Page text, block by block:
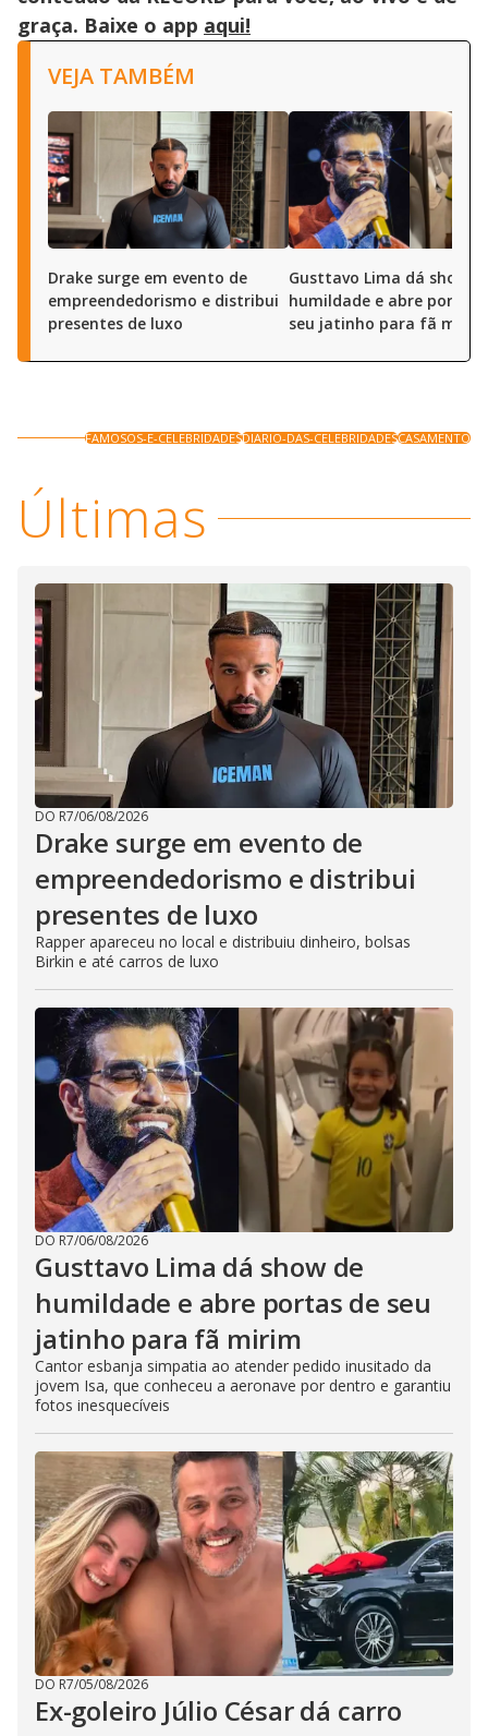
graça. Baixe o app aqui!
VEJA TAMBÉM
Drake surge em evento de
empreendedorismo e distribui
presentes de luxo
Gusttavo Lima dá show
humildade e abre portas
seu jatinho para fã mirim
FAMOSOS-E-CELEBRIDADESDIARIO-DAS-CELEBRIDADESCASAMENTO
Últimas
DO R7/06/08/2026
Drake surge em evento de
empreendedorismo e distribui
presentes de luxo
Rapper apareceu no local e distribuiu dinheiro, bolsas
Birkin e até carros de luxo
DO R7/06/08/2026
Gusttavo Lima dá show de
humildade e abre portas de seu
jatinho para fã mirim
Cantor esbanja simpatia ao atender pedido inusitado da
jovem Isa, que conheceu a aeronave por dentro e garantiu
fotos inesquecíveis
DO R7/05/08/2026
Ex-goleiro Júlio César dá carro